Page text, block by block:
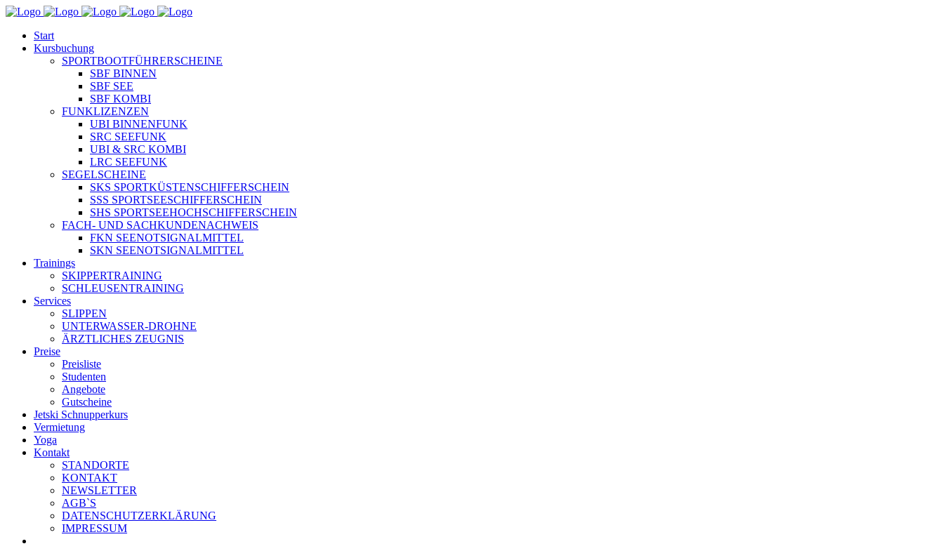
Start
Kursbuchung
SPORTBOOTFÜHRERSCHEINE
SBF BINNEN
SBF SEE
SBF KOMBI
FUNKLIZENZEN
UBI BINNENFUNK
SRC SEEFUNK
UBI & SRC KOMBI
LRC SEEFUNK
SEGELSCHEINE
SKS SPORTKÜSTENSCHIFFERSCHEIN
SSS SPORTSEESCHIFFERSCHEIN
SHS SPORTSEEHOCHSCHIFFERSCHEIN
FACH- UND SACHKUNDENACHWEIS
FKN SEENOTSIGNALMITTEL
SKN SEENOTSIGNALMITTEL
Trainings
SKIPPERTRAINING
SCHLEUSENTRAINING
Services
SLIPPEN
UNTERWASSER-DROHNE
ÄRZTLICHES ZEUGNIS
Preise
Preisliste
Studenten
Angebote
Gutscheine
Jetski Schnupperkurs
Vermietung
Yoga
Kontakt
STANDORTE
KONTAKT
NEWSLETTER
AGB`S
DATENSCHUTZERKLÄRUNG
IMPRESSUM